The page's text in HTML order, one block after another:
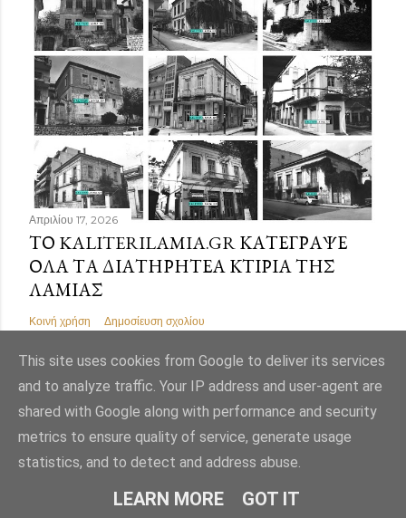
Απριλίου 17, 2026
ΤΟ KALITERILAMIA.GR ΚΑΤΈΓΡΑΨΕ
ΌΛΑ ΤΑ ΔΙΑΤΗΡΗΤΈΑ ΚΤΊΡΙΑ ΤΗΣ
ΛΑΜΊΑΣ
Κοινή χρήση Δημοσίευση σχολίου
Από το Blogger
Εικόνες θέματος απόMae Burke
This site uses cookies from Google to deliver its services
and to analyze traffic. Your IP address and user-agent are
shared with Google along with performance and security
metrics to ensure quality of service, generate usage
statistics, and to detect and address abuse.
LEARN MORE GOT IT